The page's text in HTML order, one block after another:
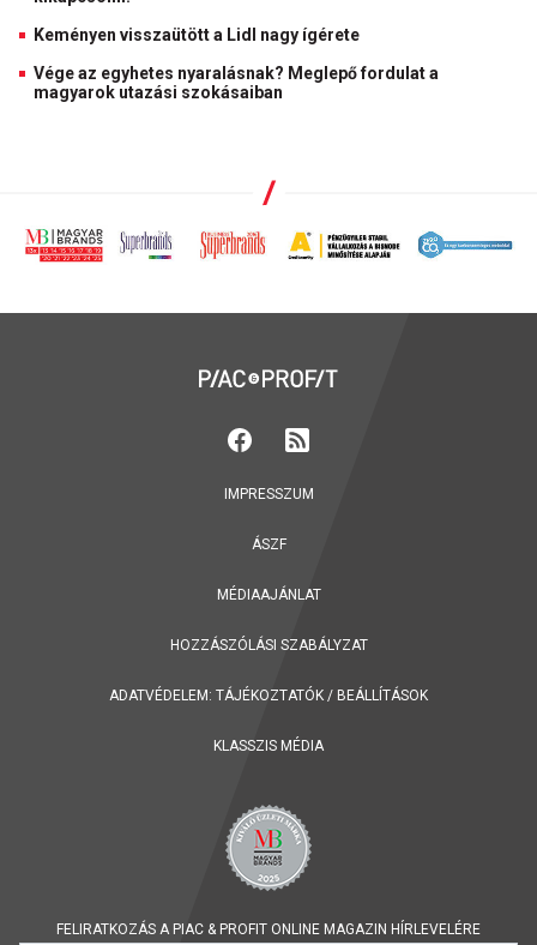
Keményen visszaütött a Lidl nagy ígérete
Vége az egyhetes nyaralásnak? Meglepő fordulat a
magyarok utazási szokásaiban
IMPRESSZUM
ÁSZF
MÉDIAAJÁNLAT
HOZZÁSZÓLÁSI SZABÁLYZAT
ADATVÉDELEM: TÁJÉKOZTATÓK / BEÁLLÍTÁSOK
KLASSZIS MÉDIA
FELIRATKOZÁS A PIAC & PROFIT ONLINE MAGAZIN HÍRLEVELÉRE